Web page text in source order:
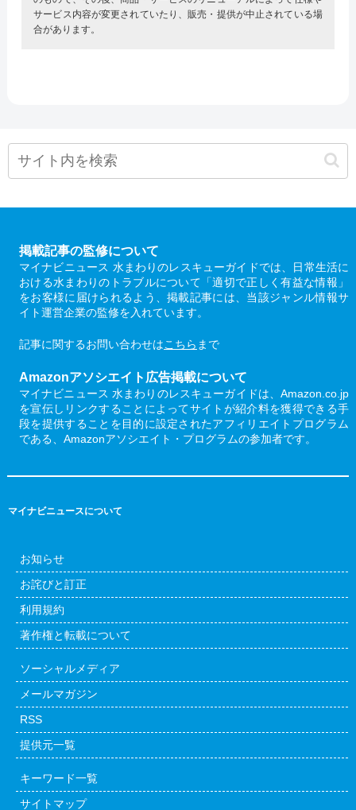
サービス内容が変更されていたり、販売・提供が中止されている場
合があります。
掲載記事の監修について
マイナビニュース 水まわりのレスキューガイドでは、日常生活に
おける水まわりのトラブルについて「適切で正しく有益な情報」
をお客様に届けられるよう、掲載記事には、当該ジャンル情報サ
イト運営企業の監修を入れています。
記事に関するお問い合わせはこちら まで
Amazonアソシエイト広告掲載について
マイナビニュース 水まわりのレスキューガイドは、Amazon.co.jp
を宣伝しリンクすることによってサイトが紹介料を獲得できる手
段を提供することを目的に設定されたアフィリエイトプログラム
である、Amazonアソシエイト・プログラムの参加者です。
マイナビニュースについて
お知らせ
お詫びと訂正
利用規約
著作権と転載について
ソーシャルメディア
メールマガジン
RSS
提供元一覧
キーワード一覧
サイトマップ